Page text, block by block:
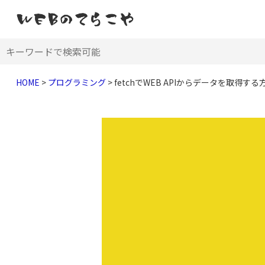
HOME > プログラミング>fetchでWEB APIからデータを取得する